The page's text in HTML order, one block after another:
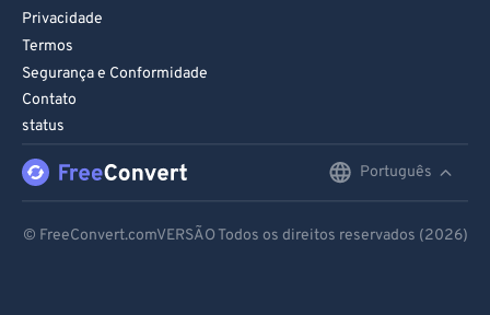
Privacidade
Termos
Segurança e Conformidade
Contato
status
Português
© FreeConvert.comVERSÃO Todos os direitos reservados (2026)